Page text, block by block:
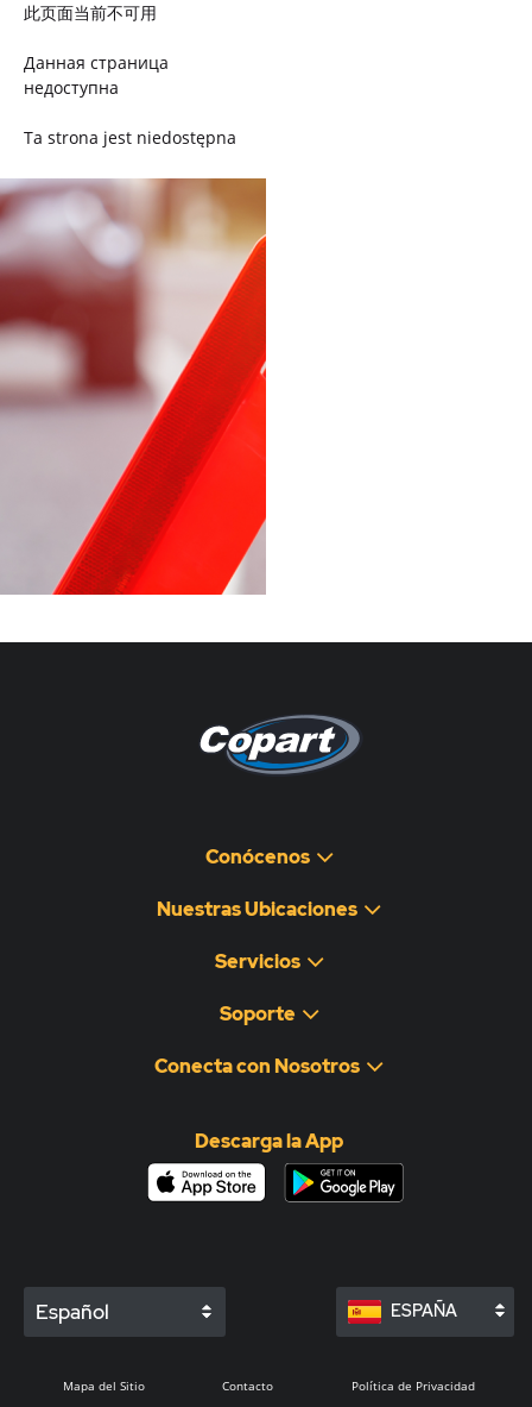
此页面当前不可用
Данная страница
недоступна
Ta strona jest niedostępna
Trang này không có
Esta página não está
disponível
このページは現在利用できま
せん
Pagina non disponibile
هذه الصفحة غير متوفرة
Conócenos
Nuestras Ubicaciones
Servicios
Soporte
Conecta con Nosotros
Descarga la App
Español ESPAÑA
Mapa del Sitio Contacto Política de Privacidad